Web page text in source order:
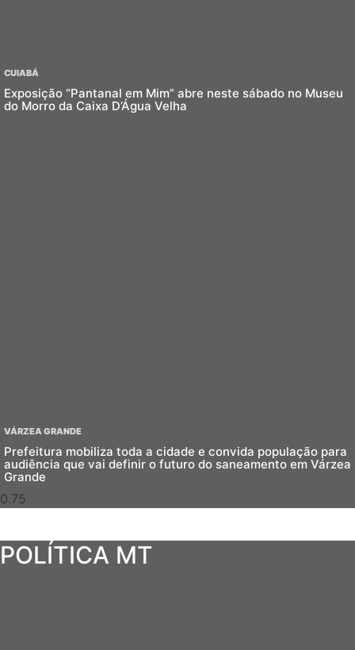
CUIABÁ
Exposição “Pantanal em Mim” abre neste sábado no Museu
do Morro da Caixa D’Água Velha
VÁRZEA GRANDE
Prefeitura mobiliza toda a cidade e convida população para
audiência que vai definir o futuro do saneamento em Várzea
Grande
POLÍTICA MT